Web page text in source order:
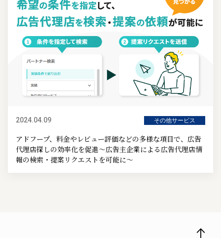
2024.04.09 その他サービス
アドフープ、料金やレビュー評価などの多様な項目で、広告
代理店探しの効率化を促進～広告主企業による広告代理店情
報の検索・提案リクエストを可能に～